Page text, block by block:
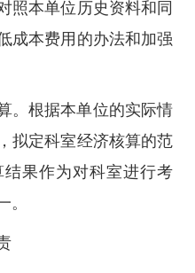
照本单位历史资料和同
成本费用的办法和加强
。根据本单位的实际情
拟定科室经济核算的范
果作为对科室进行考
。